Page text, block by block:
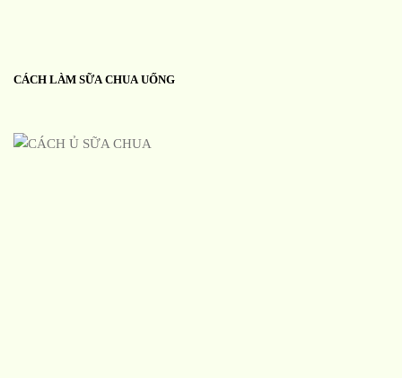
CÁCH LÀM SỮA CHUA UỐNG